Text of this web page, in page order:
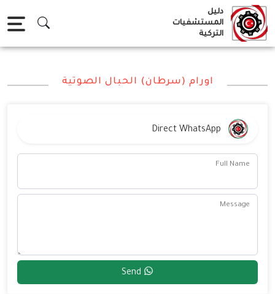
Skip
content
دليل
المستشفيات
التركية
اورام (سرطان) الحبال الصوتية
Full Name
Message